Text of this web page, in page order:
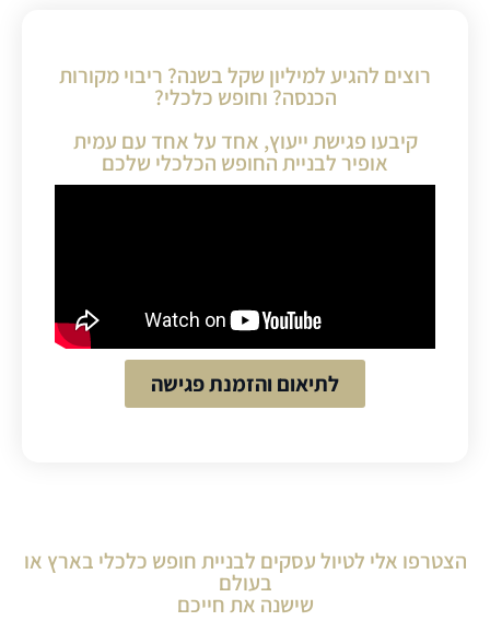
רוצים להגיע למיליון שקל בשנה? ריבוי מקורות
הכנסה? וחופש כלכלי?
קיבעו פגישת ייעוץ, אחד על אחד עם עמית
אופיר לבניית החופש הכלכלי שלכם
לתיאום והזמנת פגישה
הצטרפו אלי לטיול עסקים לבניית חופש כלכלי בארץ או
בעולם
שישנה את חייכם